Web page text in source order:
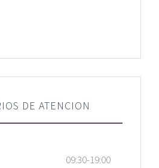
DE ATENCION
09:30-19:00